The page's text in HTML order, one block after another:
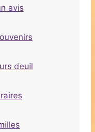
avis
deuil